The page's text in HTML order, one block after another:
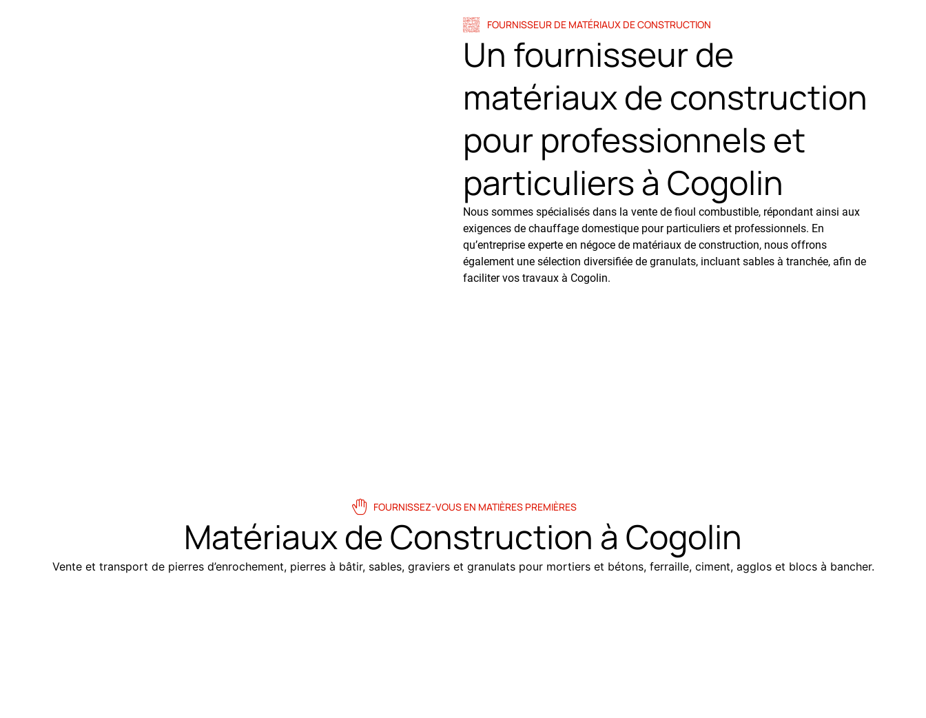
FOURNISSEUR DE MATÉRIAUX DE CONSTRUCTION
Un fournisseur de
matériaux de construction
pour professionnels et
particuliers à Cogolin
Nous sommes spécialisés dans la vente de fioul combustible, répondant ainsi aux
exigences de chauffage domestique pour particuliers et professionnels. En
qu’entreprise experte en négoce de matériaux de construction, nous offrons
également une sélection diversifiée de granulats, incluant sables à tranchée, afin de
faciliter vos travaux à Cogolin.
FOURNISSEZ-VOUS EN MATIÈRES PREMIÈRES
Matériaux de Construction à Cogolin
Vente et transport de pierres d’enrochement, pierres à bâtir, sables, graviers et granulats pour mortiers et bétons, ferraille, ciment, agglos et blocs à bancher.